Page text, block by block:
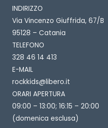
INDIRIZZO
Via Vincenzo Giuffrida, 67/B
95128 – Catania
TELEFONO
328 46 14 413
E-MAIL
rockkids@libero.it
ORARI APERTURA
09:00 – 13:00; 16:15 – 20:00
(domenica esclusa)